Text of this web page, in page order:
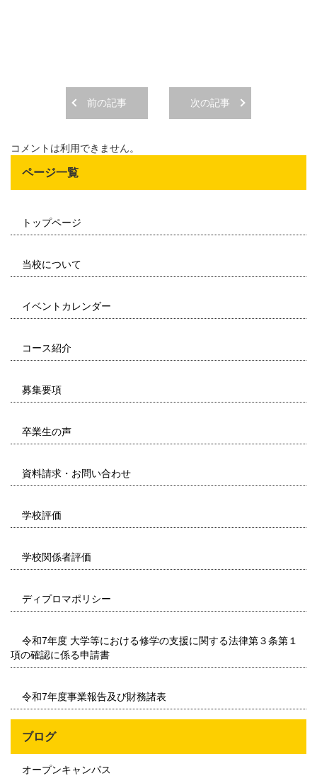
前の記事 次の記事
コメントは利用できません。
ページ一覧
トップページ
当校について
イベントカレンダー
コース紹介
募集要項
卒業生の声
資料請求・お問い合わせ
学校評価
学校関係者評価
ディプロマポリシー
令和7年度 大学等における修学の支援に関する法律第３条第１
項の確認に係る申請書
令和7年度事業報告及び財務諸表
ブログ
オープンキャンパス